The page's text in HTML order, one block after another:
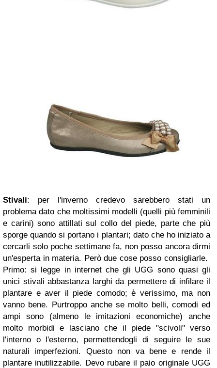
Stivali: per l'inverno credevo sarebbero stati un
problema dato che moltissimi modelli (quelli più femminili
e carini) sono attillati sul collo del piede, parte che più
sporge quando si portano i plantari; dato che ho iniziato a
cercarli solo poche settimane fa, non posso ancora dirmi
un'esperta in materia. Però due cose posso consigliarle.
Primo: si legge in internet che gli UGG sono quasi gli
unici stivali abbastanza larghi da permettere di infilare il
plantare e aver il piede comodo; è verissimo, ma non
vanno bene. Purtroppo anche se molto belli, comodi ed
ampi sono (almeno le imitazioni economiche) anche
molto morbidi e lasciano che il piede "scivoli" verso
l'interno o l'esterno, permettendogli di seguire le sue
naturali imperfezioni. Questo non va bene e rende il
plantare inutilizzabile. Devo rubare il paio originale UGG